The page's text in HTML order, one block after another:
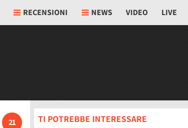
RECENSIONI NEWS VIDEO LIVE
21 TI POTREBBE INTERESSARE